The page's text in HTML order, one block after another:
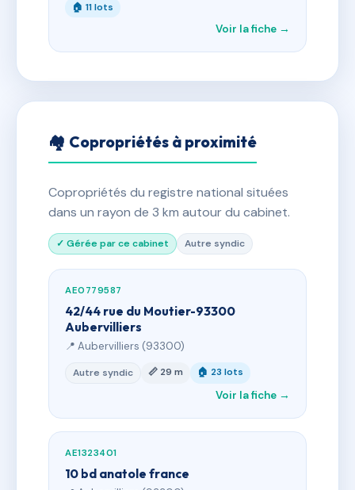
🏠 11 lots
Voir la fiche →
🏘 Copropriétés à proximité
Copropriétés du registre national situées
dans un rayon de 3 km autour du cabinet.
✓ Gérée par ce cabinet Autre syndic
AE0779587
42/44 rue du Moutier-93300
Aubervilliers
📍 Aubervilliers (93300)
Autre syndic 📏 29 m 🏠 23 lots
Voir la fiche →
AE1323401
10 bd anatole france